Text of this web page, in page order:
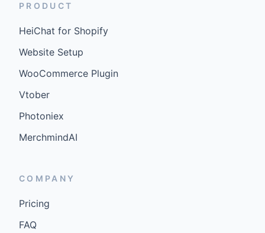
PRODUCT
HeiChat for Shopify
Website Setup
WooCommerce Plugin
Vtober
Photoniex
MerchmindAI
COMPANY
Pricing
FAQ